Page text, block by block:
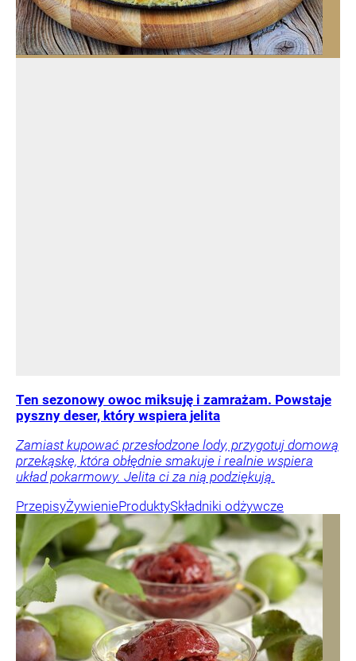
Ten sezonowy owoc miksuję i zamrażam. Powstaje
pyszny deser, który wspiera jelita
Zamiast kupować przesłodzone lody, przygotuj domową
przekąskę, która obłędnie smakuje i realnie wspiera
układ pokarmowy. Jelita ci za nią podziękują.
PrzepisyŻywienieProduktySkładniki odżywcze